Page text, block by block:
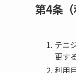
第4条（
テニ
更す
利用